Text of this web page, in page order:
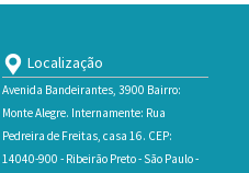
Localização
Avenida Bandeirantes, 3900 Bairro:
Monte Alegre. Internamente: Rua
Pedreira de Freitas, casa 16. CEP:
14040-900 - Ribeirão Preto - São Paulo -